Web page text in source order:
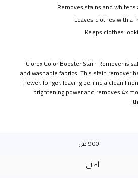
Removes stains and
Leaves clothes with a
Keeps clothes
Clorox Color Booster Stain Remover is
and washable fabrics. This stain remover
newer, longer, leaving behind a clean
brightening power and removes 4x
900 مل
أصلي